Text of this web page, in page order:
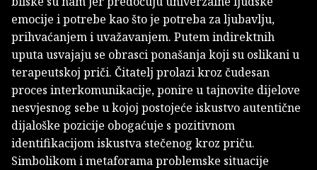
emocije i potrebe kao što je potreba za ljubavlju,
prihvaćanjem i uvažavanjem. Putem indirektnih
uputa usvajaju se obrasci ponašanja koji su oslikani u
terapeutskoj priči. Čitatelj prolazi kroz čudesan
proces interkomunikacije, ponire u tajnovite dijelove
nesvjesnog sebe u kojoj postojeće iskustvo autentične
dijaloške pozicije obogaćuje s pozitivnom
identifikacijom iskustva stečenog kroz priču.
Simbolikom i metaforama problemske situacije